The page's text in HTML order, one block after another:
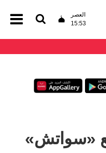
العصر
15:53
«سواتش»